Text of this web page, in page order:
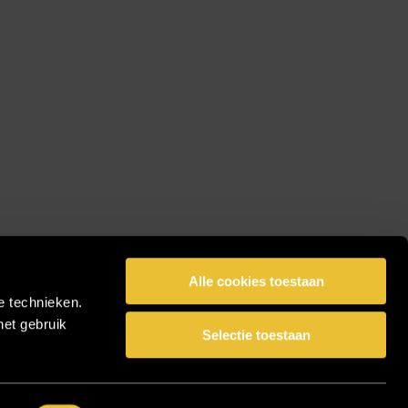
technieken.
gebruik
Alle cookies toestaan
Selectie toestaan
facebookpinterestlinkedininstagram